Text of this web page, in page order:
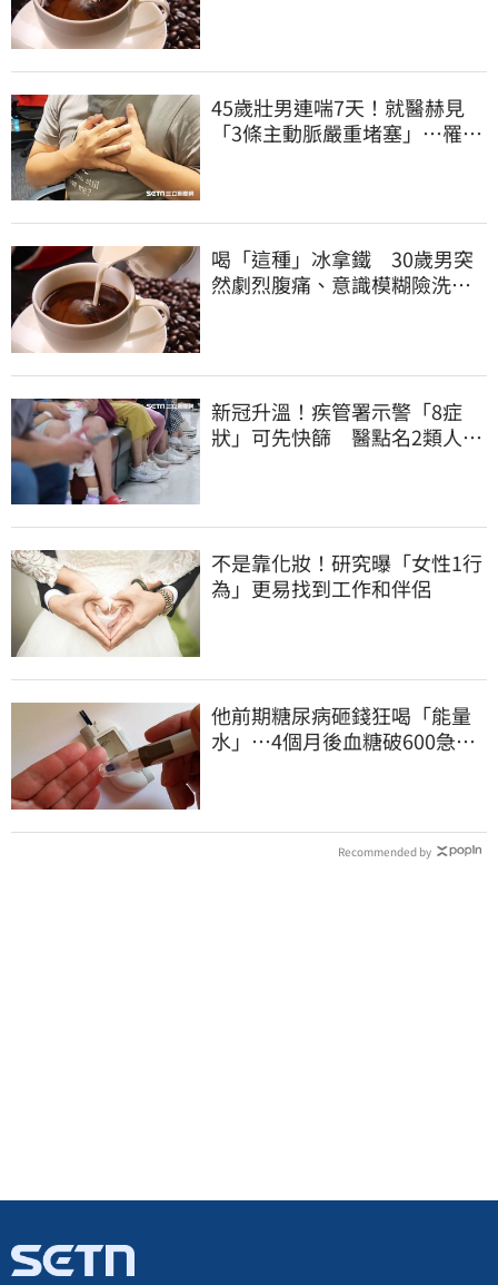
45歲壯男連喘7天！就醫赫見
「3條主動脈嚴重堵塞」…罹冠
喝「這種」冰拿鐵 30歲男突
然劇烈腹痛、意識模糊險洗
新冠升溫！疾管署示警「8症
狀」可先快篩 醫點名2類人重
不是靠化妝！研究曝「女性1行
為」更易找到工作和伴侶
他前期糖尿病砸錢狂喝「能量
水」⋯4個月後血糖破600急
Recommended by